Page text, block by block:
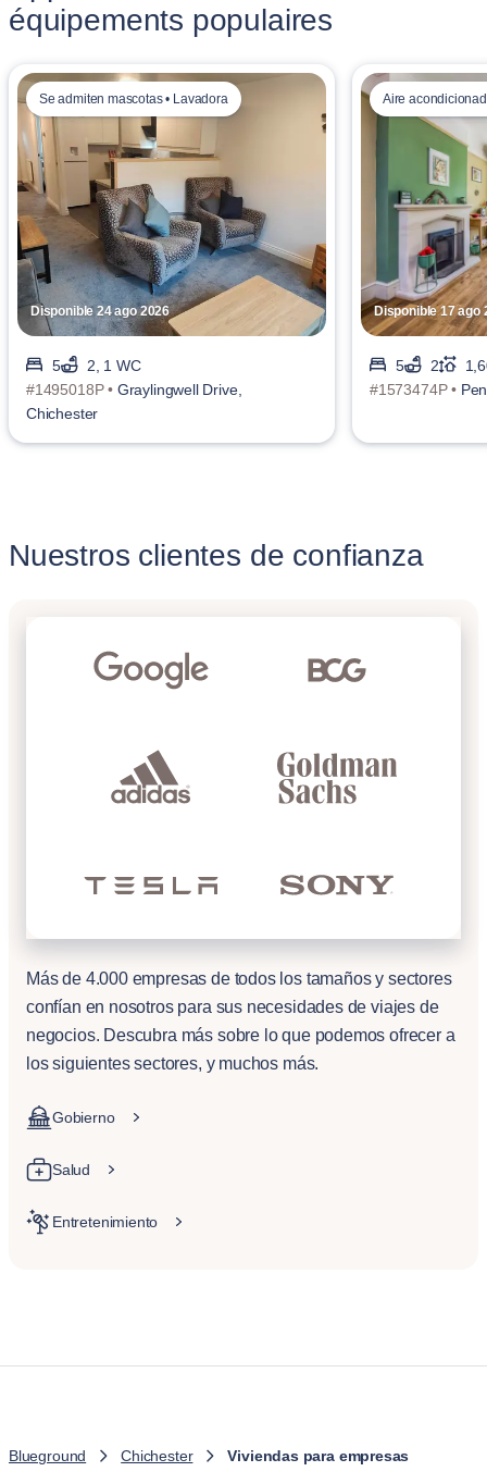
équipements populaires
Disponible 24 ago 2026
Se admiten mascotas • Lavadora
5
2, 1 WC
#1495018P • Graylingwell Drive,
Chichester
Disponible 17 ago
Aire
5 2
#1573474P •
Nuestros clientes de confianza
Más de 4.000 empresas de todos los tamaños y sectores
confían en nosotros para sus necesidades de viajes de
negocios. Descubra más sobre lo que podemos ofrecer a
los siguientes sectores, y muchos más.
Gobierno
Salud
Entretenimiento
Blueground Chichester Viviendas para empresas